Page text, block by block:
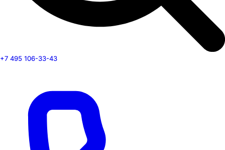
+7 495 106-33-43